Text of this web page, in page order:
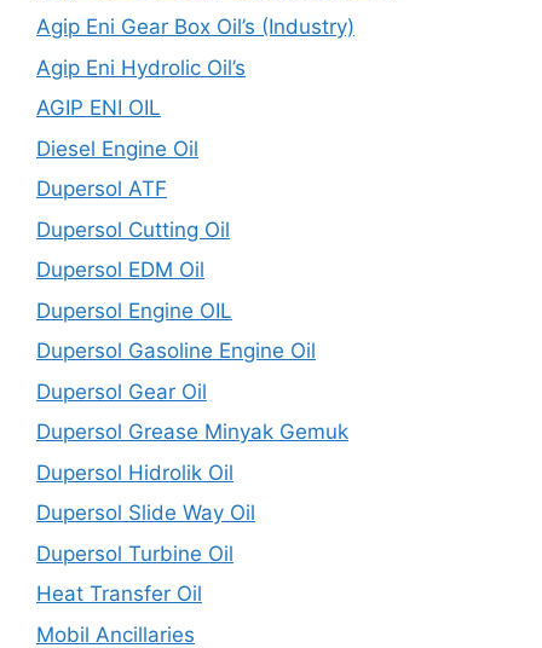
Agip Eni Gear Box Oil’s (Industry)
Agip Eni Hydrolic Oil’s
AGIP ENI OIL
Diesel Engine Oil
Dupersol ATF
Dupersol Cutting Oil
Dupersol EDM Oil
Dupersol Engine OIL
Dupersol Gasoline Engine Oil
Dupersol Gear Oil
Dupersol Grease Minyak Gemuk
Dupersol Hidrolik Oil
Dupersol Slide Way Oil
Dupersol Turbine Oil
Heat Transfer Oil
Mobil Ancillaries